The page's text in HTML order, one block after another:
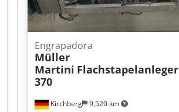
Kirchberg 9,520 km
Engrapadora
Müller
Martini Flachstapelanleger
370